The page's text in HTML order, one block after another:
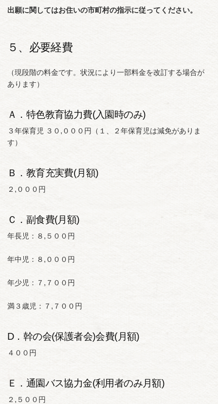
出願に関してはお住いの市町村の指示に従ってください。
５、必要経費
（現段階の料金です。状況により一部料金を改訂する場合が
あります）
Ａ．特色教育協力費(入園時のみ)
３年保育児 ３０,０００円（１、２年保育児は減免がありま
す）
Ｂ．教育充実費(月額)
２,０００円
Ｃ．副食費(月額)
年長児：８,５００円
年中児：８,０００円
年少児：７,７００円
満３歳児：７,７００円
D．幹の会(保護者会)会費(月額)
４００円
Ｅ．通園バス協力金(利用者のみ月額)
２,５００円